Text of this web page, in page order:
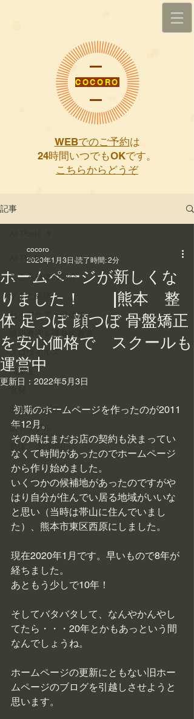
COCORO
WEBでのご予約は
​24時間いつでもOKです。
こちらからどうぞ
記事
All Posts
こころ整体の紹介
ツボと経絡
セルフケア・健康法
健康教室＆護身術教室
ノロウイルス
感染症
出張サービス
肌トラブル
整体・骨盤矯正
ホームページが新しくな
りました！ |熊本 整
体 足つぼ 顔つぼ 骨盤矯正
を安心価格で スクールも
運営中
cocoro
2020年1月3日 読了時間: 2分
更新日： 2022年5月3日
年12月。
その時はまだお店の契約も決まってい
なくて時間があったのでホームページ
から作り始めました。
いくつかの候補地があったのですがや
はり自分が住んでい居る地域がいいな
と思い（当時は帯山に住んでいまし
た）、熊本市東区西原にしました。
現在2020年1月です。早いもので8年が
経ちました。
あともう少しで10年！
そしてバタバタして、なんやかんやし
てたら・・・20年とかもあっという間
なんでしょうね。
ホームページの更新にともない旧ホー
ムページのブログを引越しさせようと
思います。